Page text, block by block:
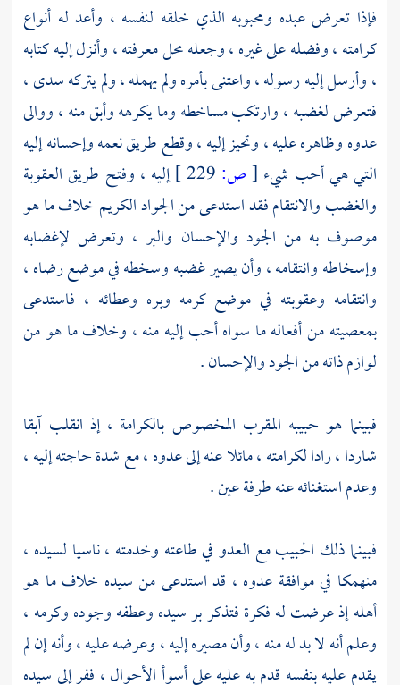
فإذا تعرض عبده ومحبوبه الذي خلقه لنفسه ، وأعد له أنواع
كرامته ، وفضله على غيره ، وجعله محل معرفته ، وأنزل إليه كتابه
، وأرسل إليه رسوله ، واعتنى بأمره ولم يهمله ، ولم يتركه سدى ،
فتعرض لغضبه ، وارتكب مساخطه وما يكرهه وأبق منه ، ووالى
عدوه وظاهره عليه ، وتحيز إليه ، وقطع طريق نعمه وإحسانه إليه
التي هي أحب شيء [ص:
إليه ، وفتح طريق العقوبة
والغضب والانتقام فقد استدعى من الجواد الكريم خلاف ما هو
موصوف به من الجود والإحسان والبر ، وتعرض لإغضابه
وإسخاطه وانتقامه ، وأن يصير غضبه وسخطه في موضع رضاه ،
وانتقامه وعقوبته في موضع كرمه وبره وعطائه ، فاستدعى
بمعصيته من أفعاله ما سواه أحب إليه منه ، وخلاف ما هو من
لوازم ذاته من الجود والإحسان .
فبينما هو حبيبه المقرب المخصوص بالكرامة ، إذ انقلب آبقا
شاردا ، رادا لكرامته ، مائلا عنه إلى عدوه ، مع شدة حاجته إليه ،
وعدم استغنائه عنه طرفة عين .
فبينما ذلك الحبيب مع العدو في طاعته وخدمته ، ناسيا لسيده ،
منهمكا في موافقة عدوه ، قد استدعى من سيده خلاف ما هو
أهله إذ عرضت له فكرة فتذكر بر سيده وعطفه وجوده وكرمه ،
وعلم أنه لا بد له منه ، وأن مصيره إليه ، وعرضه عليه ، وأنه إن لم
يقدم عليه بنفسه قدم به عليه على أسوأ الأحوال ، ففر إلى سيده